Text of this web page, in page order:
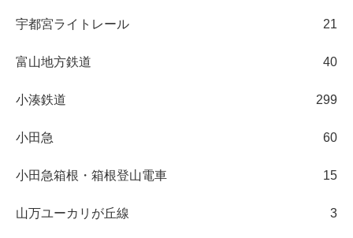
宇都宮ライトレール 21
富山地方鉄道 40
小湊鉄道 299
小田急 60
小田急箱根・箱根登山電車 15
山万ユーカリが丘線 3